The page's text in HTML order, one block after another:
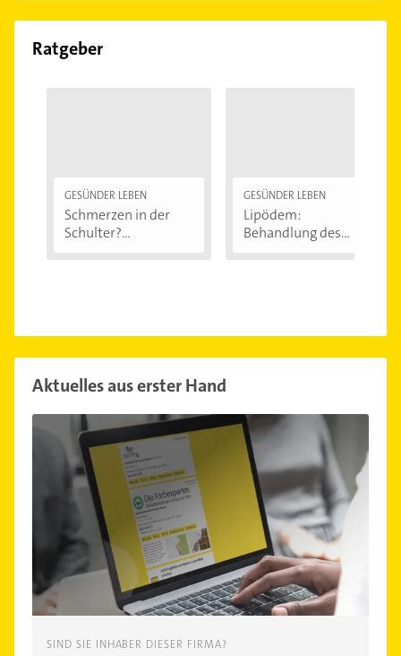
Ratgeber
GESÜNDER LEBEN
Schmerzen in der
Schulter?
GESÜNDER LEBEN
Lipödem:
Behandlung des
Aktuelles aus erster Hand
SIND SIE INHABER DIESER FIRMA?